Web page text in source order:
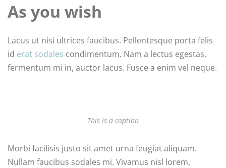
As you wish
Lacus ut nisi ultrices faucibus. Pellentesque porta felis
id erat sodales condimentum. Nam a lectus egestas,
fermentum mi in, auctor lacus. Fusce a enim vel neque.
This is a caption
Morbi facilisis justo sit amet urna feugiat aliquam.
Nullam faucibus sodales mi. Vivamus nisl lorem,